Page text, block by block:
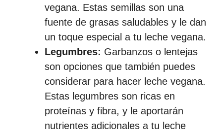
vegana. Estas semillas son una
fuente de grasas saludables y le dan
un toque especial a tu leche vegana.
Legumbres: Garbanzos o lentejas
son opciones que también puedes
considerar para hacer leche vegana.
Estas legumbres son ricas en
proteínas y fibra, y le aportarán
nutrientes adicionales a tu leche